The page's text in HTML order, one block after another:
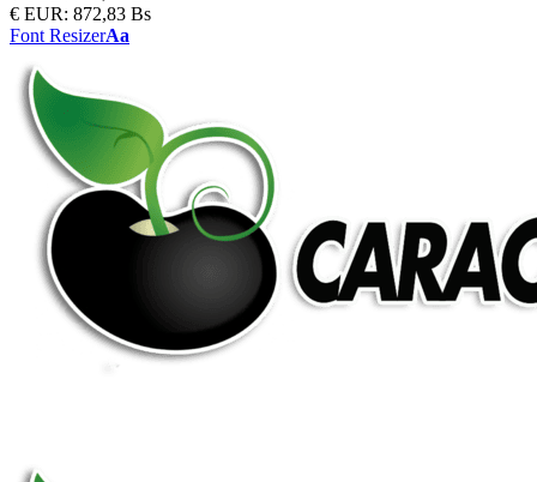
€ EUR: 872,83 Bs
Font ResizerAa